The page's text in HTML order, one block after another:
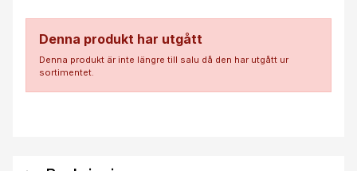
Denna produkt har utgått
Denna produkt är inte längre till salu då den har utgått ur
sortimentet.